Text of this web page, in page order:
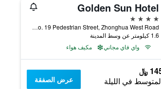
Golden Sun Hotel
4 نجوم
No. 19 Pedestrian Street, Zhonghua West Road, تيانشوي, الصين
1.6 كيلومتر عن وسط المدينة
واي فاي مجاني
مكيف هواء
﷼
في الليلة عرض الصفقة